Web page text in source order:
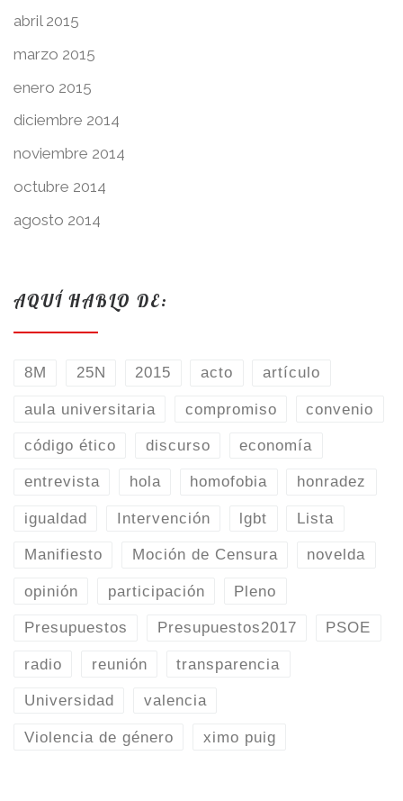
abril 2015
marzo 2015
enero 2015
diciembre 2014
noviembre 2014
octubre 2014
agosto 2014
AQUÍ HABLO DE:
8M 25N 2015 acto artículo
aula universitaria compromiso convenio
código ético discurso economía
entrevista hola homofobia honradez
igualdad Intervención lgbt Lista
Manifiesto Moción de Censura novelda
opinión participación Pleno
Presupuestos Presupuestos2017 PSOE
radio reunión transparencia
Universidad valencia
Violencia de género ximo puig